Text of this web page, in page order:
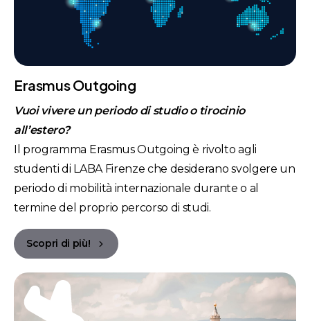
Erasmus Outgoing
Vuoi vivere un periodo di studio o tirocinio
all’estero?
Il programma Erasmus Outgoing è rivolto agli
studenti di LABA Firenze che desiderano svolgere un
periodo di mobilità internazionale durante o al
termine del proprio percorso di studi.
Scopri di più!